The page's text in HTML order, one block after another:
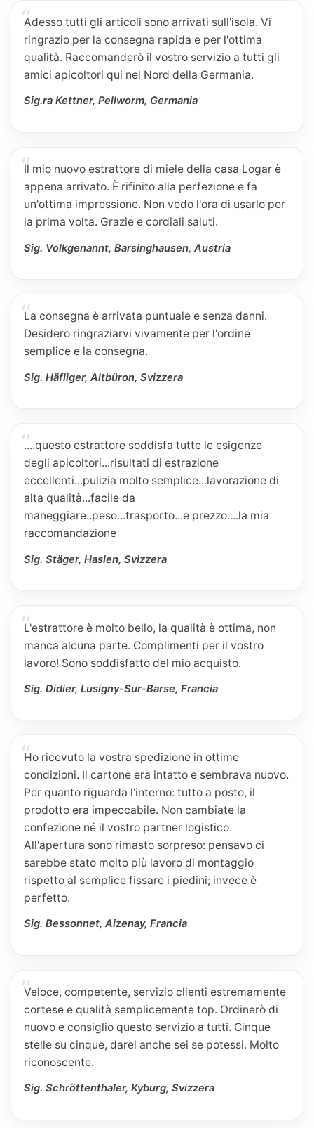
Adesso tutti gli articoli sono arrivati sull'isola. Vi
ringrazio per la consegna rapida e per l'ottima
qualità. Raccomanderò il vostro servizio a tutti gli
amici apicoltori qui nel Nord della Germania.
Sig.ra Kettner, Pellworm, Germania
Il mio nuovo estrattore di miele della casa Logar è
appena arrivato. È rifinito alla perfezione e fa
un'ottima impressione. Non vedo l'ora di usarlo per
la prima volta. Grazie e cordiali saluti.
Sig. Volkgenannt, Barsinghausen, Austria
La consegna è arrivata puntuale e senza danni.
Desidero ringraziarvi vivamente per l'ordine
semplice e la consegna.
Sig. Häfliger, Altbüron, Svizzera
....questo estrattore soddisfa tutte le esigenze
degli apicoltori...risultati di estrazione
eccellenti...pulizia molto semplice...lavorazione di
alta qualità...facile da
maneggiare..peso...trasporto...e prezzo....la mia
raccomandazione
Sig. Stäger, Haslen, Svizzera
L'estrattore è molto bello, la qualità è ottima, non
manca alcuna parte. Complimenti per il vostro
lavoro! Sono soddisfatto del mio acquisto.
Sig. Didier, Lusigny-Sur-Barse, Francia
Ho ricevuto la vostra spedizione in ottime
condizioni. Il cartone era intatto e sembrava nuovo.
Per quanto riguarda l'interno: tutto a posto, il
prodotto era impeccabile. Non cambiate la
confezione né il vostro partner logistico.
All'apertura sono rimasto sorpreso: pensavo ci
sarebbe stato molto più lavoro di montaggio
rispetto al semplice fissare i piedini; invece è
perfetto.
Sig. Bessonnet, Aizenay, Francia
Veloce, competente, servizio clienti estremamente
cortese e qualità semplicemente top. Ordinerò di
nuovo e consiglio questo servizio a tutti. Cinque
stelle su cinque, darei anche sei se potessi. Molto
riconoscente.
Sig. Schröttenthaler, Kyburg, Svizzera